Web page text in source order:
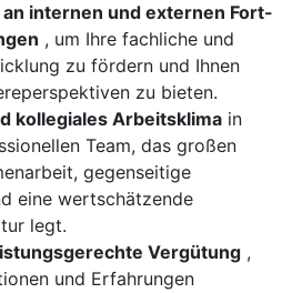
internen und externen Fort-
, um Ihre fachliche und
zu fördern und Ihnen
zu bieten.
kollegiales Arbeitsklima in
Team, das großen
gegenseitige
eine wertschätzende
legt.
Vergütung ,
und Erfahrungen